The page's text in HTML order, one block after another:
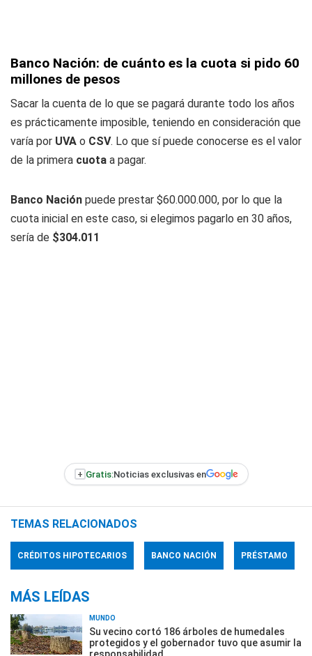
Banco Nación: de cuánto es la cuota si pido 60
millones de pesos
Sacar la cuenta de lo que se pagará durante todo los años
es prácticamente imposible, teniendo en consideración que
varía por UVA o CSV. Lo que sí puede conocerse es el valor
de la primera cuota a pagar.
Banco Nación puede prestar $60.000.000, por lo que la
cuota inicial en este caso, si elegimos pagarlo en 30 años,
sería de $304.011
+ Gratis:Noticias exclusivas en
TEMAS RELACIONADOS
CRÉDITOS HIPOTECARIOS BANCO NACIÓN PRÉSTAMO
MÁS LEÍDAS
MUNDO
Su vecino cortó 186 árboles de humedales
protegidos y el gobernador tuvo que asumir la